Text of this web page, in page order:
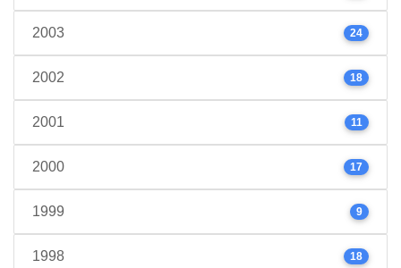
2003 24
2002 18
2001 11
2000 17
1999 9
1998 18